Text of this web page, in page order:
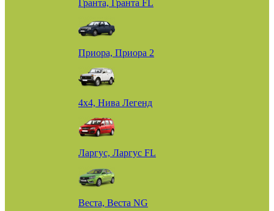
Гранта, Гранта FL
Приора, Приора 2
4х4, Нива Легенд
Ларгус, Ларгус FL
Веста, Веста NG